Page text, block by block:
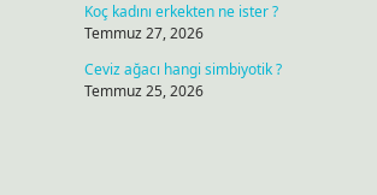
Koç kadını erkekten ne ister ?
Temmuz 27, 2026
Ceviz ağacı hangi simbiyotik ?
Temmuz 25, 2026